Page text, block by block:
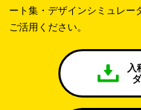
ート集・デザインシミュレー
ご活用ください。
入